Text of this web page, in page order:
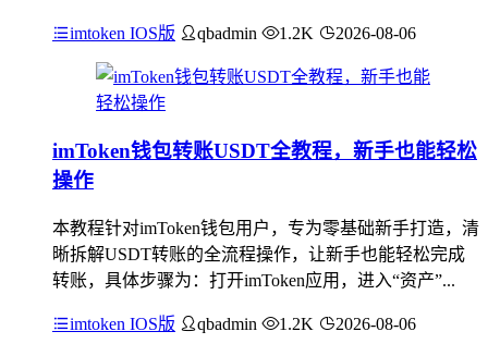
imtoken IOS版 qbadmin 1.2K 2026-08-06
imToken钱包转账USDT全教程，新手也能轻松
操作
本教程针对imToken钱包用户，专为零基础新手打造，清
晰拆解USDT转账的全流程操作，让新手也能轻松完成
转账，具体步骤为：打开imToken应用，进入“资产”...
imtoken IOS版 qbadmin 1.2K 2026-08-06